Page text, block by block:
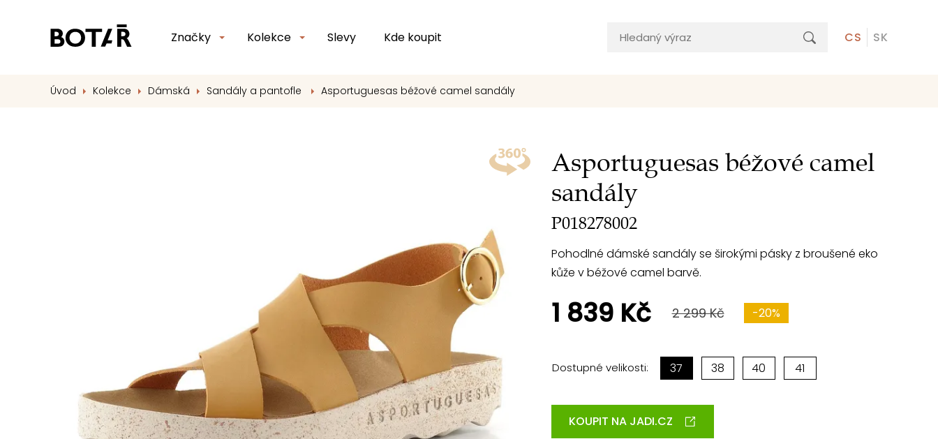
CS SK
Značky Kolekce Slevy Kde koupit
Úvod Kolekce Dámská Sandály a pantofle Asportuguesas béžové camel sandály
Asportuguesas béžové camel
sandály
P018278002
Pohodlné dámské sandály se širokými pásky z broušené eko
kůže v béžové camel barvě.
1 839 Kč 2 299 Kč -20%
Dostupné velikosti: 37 38 40 41
KOUPIT NA JADI.CZ